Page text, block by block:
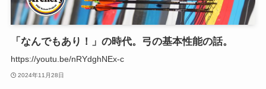
「なんでもあり！」の時代。弓の基本性能の話。
https://youtu.be/nRYdghNEx-c
2024年11月28日